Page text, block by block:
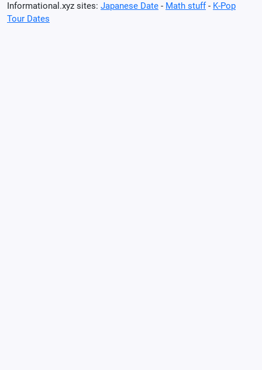
Informational.xyz sites: Japanese Date - Math stuff- K-Pop
Tour Dates